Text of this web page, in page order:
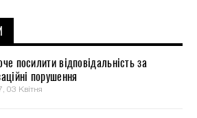
посилити відповідальність за
порушення
03 Квітня